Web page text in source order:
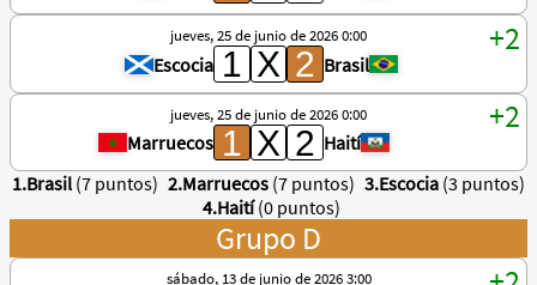
jueves, 25 de junio de 2026 0:00
Escocia Brasil
jueves, 25 de junio de 2026 0:00
Marruecos
Haití
1.Brasil (7 puntos) 2.Marruecos (7 puntos) 3.Escocia (3 puntos)
4.Haití (0 puntos)
Grupo D
sábado, 13 de junio de 2026 3:00